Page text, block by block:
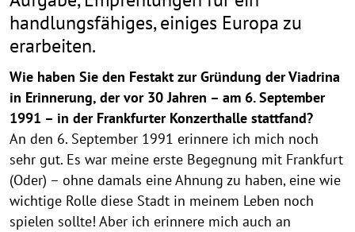
handlungsfähiges, einiges Europa zu
erarbeiten.
Wie haben Sie den Festakt zur Gründung der Viadrina
in Erinnerung, der vor 30 Jahren – am 6. September
1991 – in der Frankfurter Konzerthalle stattfand?
An den 6. September 1991 erinnere ich mich noch
sehr gut. Es war meine erste Begegnung mit Frankfurt
(Oder) – ohne damals eine Ahnung zu haben, eine wie
wichtige Rolle diese Stadt in meinem Leben noch
spielen sollte! Aber ich erinnere mich auch an